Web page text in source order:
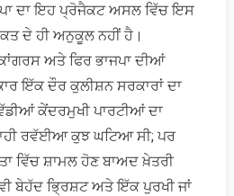
ਦਾ ਇਹ ਪ੍ਰੋਜੈਕਟ ਅਸਲ ਵਿੱਚ ਇਸ
ਦੇ ਹੀ ਅਨੁਕੂਲ ਨਹੀਂ ਹੈ।
ਅਤੇ ਫਿਰ ਭਾਜਪਾ ਦੀਆਂ
ਇੱਕ ਦੌਰ ਕੁਲੀਸ਼ਨ ਸਰਕਾਰਾਂ ਦਾ
ਕੇਂਦਰਮੁਖੀ ਪਾਰਟੀਆਂ ਦਾ
ਰਵੱਈਆ ਕੁਝ ਘਟਿਆ ਸੀ; ਪਰ
ਵਿੱਚ ਸ਼ਾਮਲ ਹੋਣ ਬਾਅਦ ਖ਼ੇਤਰੀ
ਬੇਹੱਦ ਭ੍ਰਿਸ਼ਟ ਅਤੇ ਇੱਕ ਪੁਰਖੀ ਜਾਂ